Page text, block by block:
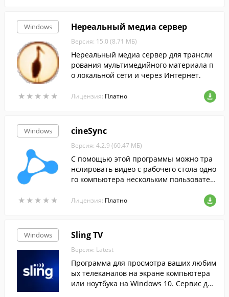
Windows
★ ★ ★ ★ ★
★ ★ ★ ★ ★
Нереальный медиа сервер
Версия: 15.0 (8.71 МБ)
Нереальный медиа сервер для трансли
рования мультимедийного материала п
о локальной сети и через Интернет.
Лицензия: Платно
Windows
★ ★ ★ ★ ★
★ ★ ★ ★ ★
cineSync
Версия: 4.2.9 (60.47 МБ)
С помощью этой программы можно тра
нслировать видео с рабочего стола одно
го компьютера нескольким пользовател
Лицензия: Платно
Windows Sling TV
Версия: Latest
Программа для просмотра ваших любим
ых телеканалов на экране компьютера
или ноутбука на Windows 10. Сервис дос